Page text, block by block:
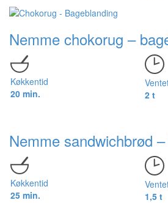
Nemme chokorug –
Køkkentid
20 min.
2 t
Nemme sandwichbrød
Køkkentid
25 min.
1,5 t